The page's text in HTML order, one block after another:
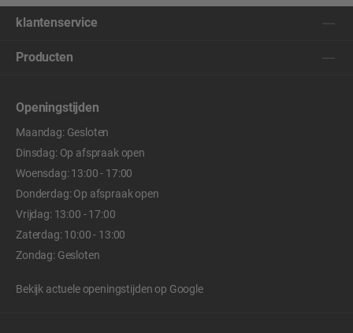
klantenservice
Producten
Openingstijden
Maandag: Gesloten
Dinsdag: Op afspraak open
Woensdag: 13:00 - 17:00
Donderdag: Op afspraak open
Vrijdag: 13:00 - 17:00
Zaterdag: 10:00 - 13:00
Zondag: Gesloten
Bekijk actuele openingstijden op Google